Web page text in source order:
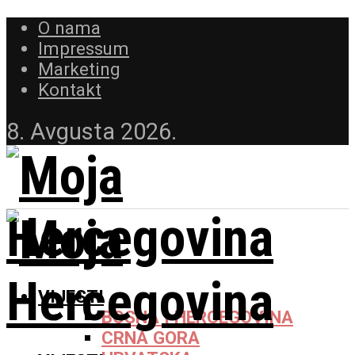
O nama
Impressum
Marketing
Kontakt
8. Avgusta 2026.
VIJESTI
BOSNA I HERCEGOVINA
CRNA GORA